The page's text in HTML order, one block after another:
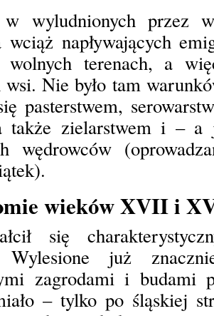
w wyludnionych przez
napływających
terenach, a
wsi. Nie było tam
pasterstwem,
także zielarstwem i – a
wędrowców
wieków XVII i
się
Wylesione już
zagrodami i budami
– tylko po śląskiej